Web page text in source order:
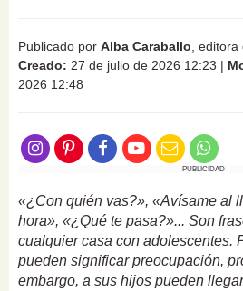
Publicado por Alba Caraballo ,
Creado: 27 de julio de 2026 12:23 |
2026 12:48
PUBLICIDAD
«¿Con quién vas?», «Avísame al
hora», «¿Qué te pasa?»... Son
cualquier casa con adolescentes.
pueden significar preocupación,
embargo, a sus hijos pueden